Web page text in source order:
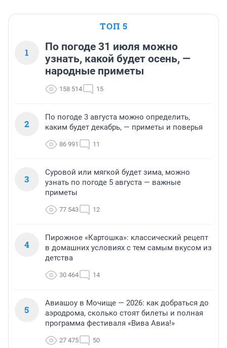
ТОП 5
1
По погоде 31 июля можно
узнать, какой будет осень, —
народные приметы
158 514 15
2
По погоде 3 августа можно определить,
каким будет декабрь, — приметы и поверья
86 991 11
3
Суровой или мягкой будет зима, можно
узнать по погоде 5 августа — важные
приметы
77 543 12
4
Пирожное «Картошка»: классический рецепт
в домашних условиях с тем самым вкусом из
детства
30 464 14
5
Авиашоу в Мочище — 2026: как добраться до
аэродрома, сколько стоят билеты и полная
программа фестиваля «Вива Авиа!»
27 475 50